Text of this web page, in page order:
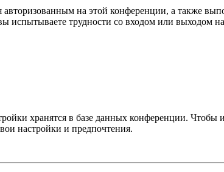
авторизованным на этой конференции, а также
испытываете трудности со входом или выходом
хранятся в базе данных конференции.
настройки и предпочтения.